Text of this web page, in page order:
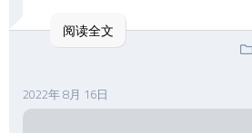
阅读全文
2022年 8月 16日